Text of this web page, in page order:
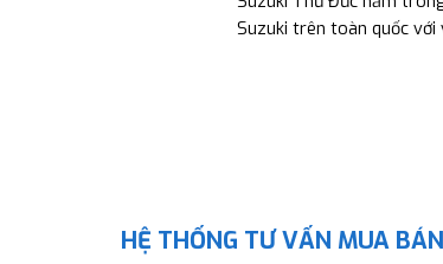
Suzuki trên toàn quốc với
HỆ THỐNG TƯ VẤN MUA